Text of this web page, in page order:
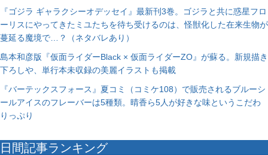
『ゴジラ ギャラクシーオデッセイ』最新刊3巻。ゴジラと共に惑星フロ
ーリスにやってきたミユたちを待ち受けるのは、怪獣化した在来生物が
蔓延る魔境で…？（ネタバレあり）
島本和彦版『仮面ライダーBlack × 仮面ライダーZO』が蘇る。新規描き
下ろしや、単行本未収録の美麗イラストも掲載
『バーテックスフォース』夏コミ（コミケ108）で販売されるブルーシ
ールアイスのフレーバーは5種類。晴香ら5人が好きな味というこだわ
りっぷり
日間記事ランキング